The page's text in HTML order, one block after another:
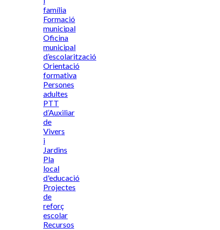
família
Formació
municipal
Oficina
municipal
d’escolarització
Orientació
formativa
Persones
adultes
PTT
d’Auxiliar
de
Vivers
i
Jardins
Pla
local
d'educació
Projectes
de
reforç
escolar
Recursos